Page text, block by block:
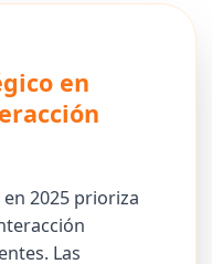
en
2025 prioriza
Las